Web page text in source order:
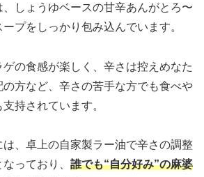
、しょうゆベースの甘辛あんがとろ〜
プをしっかり包み込んでいます。
の食感が楽しく、辛さは控えめなた
方など、辛さの苦手な方でも食べや
持されています。
、卓上の自家製ラー油で辛さの調整
っており、 誰でも“自分好み”の麻婆